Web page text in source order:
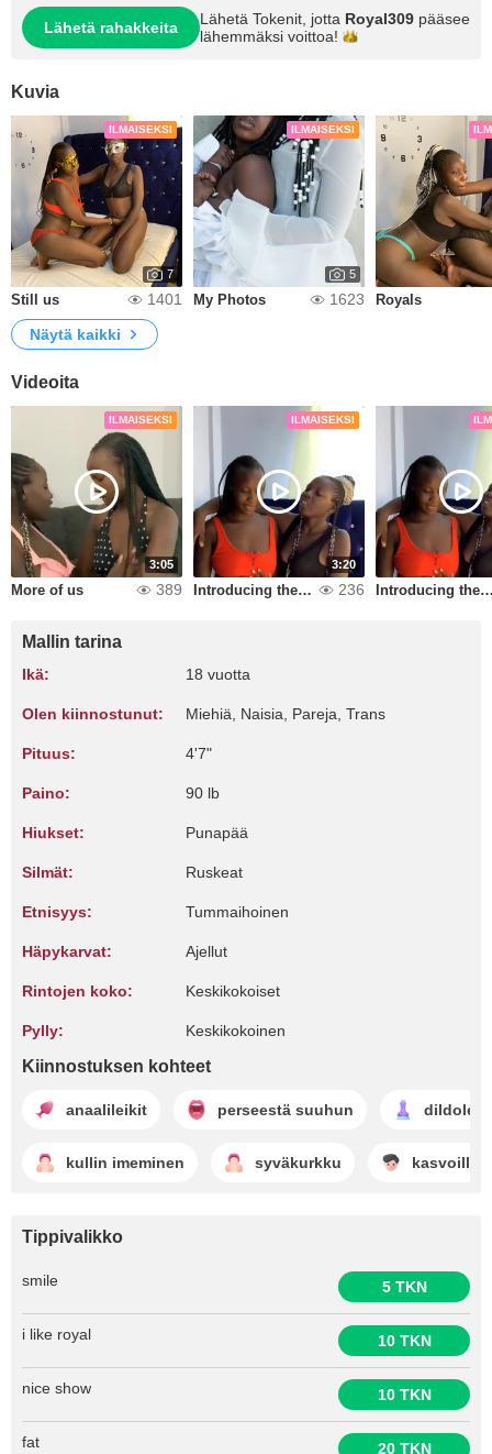
Lähetä rahakkeita Lähetä Tokenit, jotta Royal309 pääsee
lähemmäksi voittoa!
Kuvia
ILMAISEKSI
7
Still us 1401
ILMAISEKSI
5
My Photos 1623 Royals
Näytä kaikki
Videoita
ILMAISEKSI
3:05
More of us 389
ILMAISEKSI
3:20
Introducing the royals 236 Introducing
Mallin tarina
Ikä: 18 vuotta
Olen kiinnostunut: Miehiä, Naisia, Pareja, Trans
Pituus: 4'7"
Paino: 90 lb
Hiukset: Punapää
Silmät: Ruskeat
Etnisyys: Tummaihoinen
Häpykarvat: Ajellut
Rintojen koko: Keskikokoiset
Pylly: Keskikokoinen
Kiinnostuksen kohteet
anaalileikit perseestä suuhun
kullin imeminen syväkurkku kasvoilla
Tippivalikko
smile 5 TKN
i like royal 10 TKN
nice show 10 TKN
fat 20 TKN